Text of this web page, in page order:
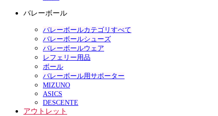
バレーボール
バレーボールカテゴリすべて
バレーボールシューズ
バレーボールウェア
レフェリー用品
ボール
バレーボール用サポーター
MIZUNO
ASICS
DESCENTE
アウトレット